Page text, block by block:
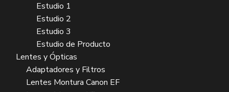
Estudio 1
Estudio 2
Estudio 3
Estudio de Producto
Lentes y Ópticas
Adaptadores y Filtros
Lentes Montura Canon EF